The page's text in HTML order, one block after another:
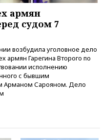
18:18 Товарооборот
и России вырос в этом
более чем на четверть
при атаке дрона на
область
17:48Bloomberg:
США обязали
самолеты Boeing на
трещин
из окна десятого
армян
судом 7
возбудила уголовное дело
армян Гарегина Второго по
исполнению
с бывшим
Арманом Сарояном. Дело